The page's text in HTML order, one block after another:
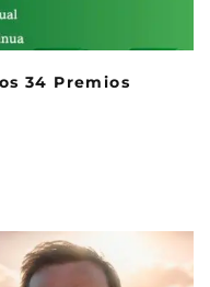
34 Premios